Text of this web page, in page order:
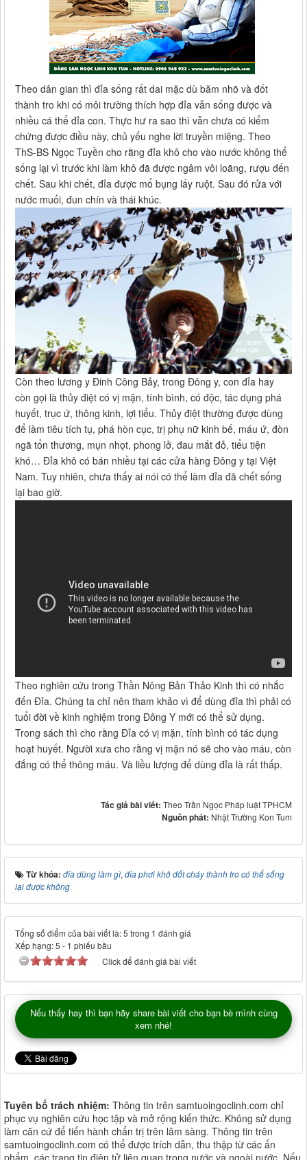
Theo dân gian thì đỉa sống rất dai mặc dù băm nhõ và đốt
thành tro khi có môi trường thích hợp đỉa vẫn sống được và
nhiều cá thể đỉa con. Thực hư ra sao thì vẫn chưa có kiểm
chứng được điều này, chủ yếu nghe lời truyền miệng. Theo
ThS-BS Ngọc Tuyền cho rằng đỉa khô cho vào nước không thể
sống lại vì trước khi làm khô đã được ngâm vôi loãng, rượu đến
chết. Sau khi chết, đỉa được mổ bụng lấy ruột. Sau đó rửa với
nước muối, đun chín và thái khúc.
Còn theo lương y Đinh Công Bảy, trong Đông y, con đỉa hay
còn gọi là thủy điệt có vị mặn, tính bình, có độc, tác dụng phá
huyết, trục ứ, thông kinh, lợi tiểu. Thủy điệt thường được dùng
để làm tiêu tích tụ, phá hòn cục, trị phụ nữ kinh bế, máu ứ, đòn
ngã tổn thương, mụn nhọt, phong lở, đau mắt đỏ, tiểu tiện
khó… Đỉa khô có bán nhiều tại các cửa hàng Đông y tại Việt
Nam. Tuy nhiên, chưa thấy ai nói có thể làm đỉa đã chết sống
lại bao giờ.
Theo nghiên cứu trong Thần Nông Bản Thảo Kinh thì có nhắc
đến Đỉa. Chúng ta chỉ nên tham khảo vì để dùng đỉa thì phải có
tuổi đời về kinh nghiệm trong Đông Y mới có thể sử dụng.
Trong sách thì cho rằng Đỉa có vị mặn, tính bình có tác dụng
hoạt huyết. Người xưa cho rằng vị mặn nó sẽ cho vào máu, còn
đắng có thể thông máu. Và liều lượng để dùng đỉa là rất thấp.
Tác giả bài viết: Theo Trần Ngọc Pháp luật TPHCM
Nguồn phát: Nhật Trường Kon Tum
Từ khóa: đỉa dùng làm gì, đỉa phơi khô đốt cháy thành tro có thể sống
lại được không
Tổng số điểm của bài viết là: 5 trong 1 đánh giá
Xếp hạng:5 - 1 phiếu bầu
Click để đánh giá bài viết
Nếu thấy hay thì bạn hãy share bài viết cho bạn bè mình cùng
xem nhé!
Tuyên bố trách nhiệm: Thông tin trên samtuoingoclinh.com chỉ
phục vụ nghiên cứu học tập và mở rộng kiến thức. Không sử dụng
làm căn cứ để tiến hành chẩn trị trên lâm sàng. Thông tin trên
samtuoingoclinh.com có thể được trích dẫn, thu thập từ các ấn
phẩm, các trang tin điện tử liên quan trong nước và ngoài nước. Nếu